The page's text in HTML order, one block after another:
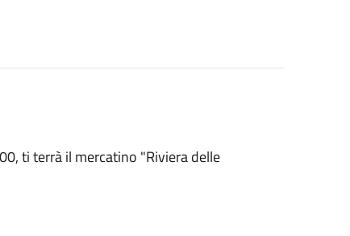
ti terrà il mercatino "Riviera delle